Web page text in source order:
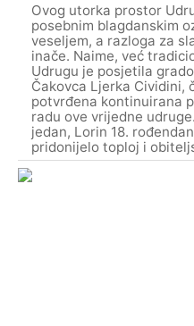
Ovog utorka prostor
posebnim blagdanskim
veseljem, a razloga za
inače. Naime, već
Udrugu je posjetila
Čakovca Ljerka Cividini,
potvrđena kontinuirana
radu ove vrijedne
jedan, Lorin 18.
pridonijelo toploj i